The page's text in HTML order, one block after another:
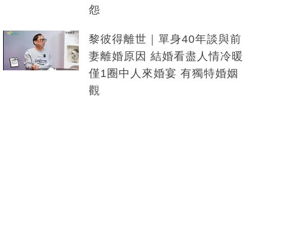
怨
黎彼得離世｜單身40年談與前
妻離婚原因 結婚看盡人情冷暖
僅1圈中人來婚宴 有獨特婚姻
觀